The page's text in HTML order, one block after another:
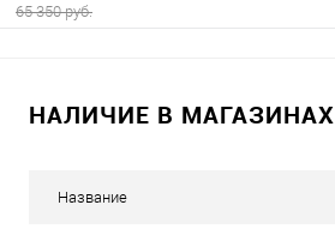
65 350 руб.
НАЛИЧИЕ В МАГАЗИНАХ
Название